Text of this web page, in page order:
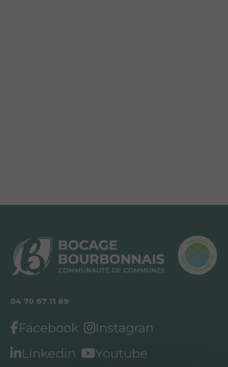
04 70 67 11 89
Facebook
Instagran
Linkedin
Youtube